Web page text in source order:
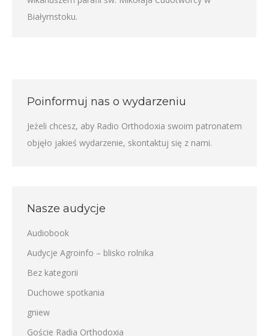
Białymstoku.
Poinformuj nas o wydarzeniu
Jeżeli chcesz, aby Radio Orthodoxia swoim patronatem
objęło jakieś wydarzenie, skontaktuj się z nami.
Nasze audycje
Audiobook
Audycje Agroinfo – blisko rolnika
Bez kategorii
Duchowe spotkania
gniew
Goście Radia Orthodoxia